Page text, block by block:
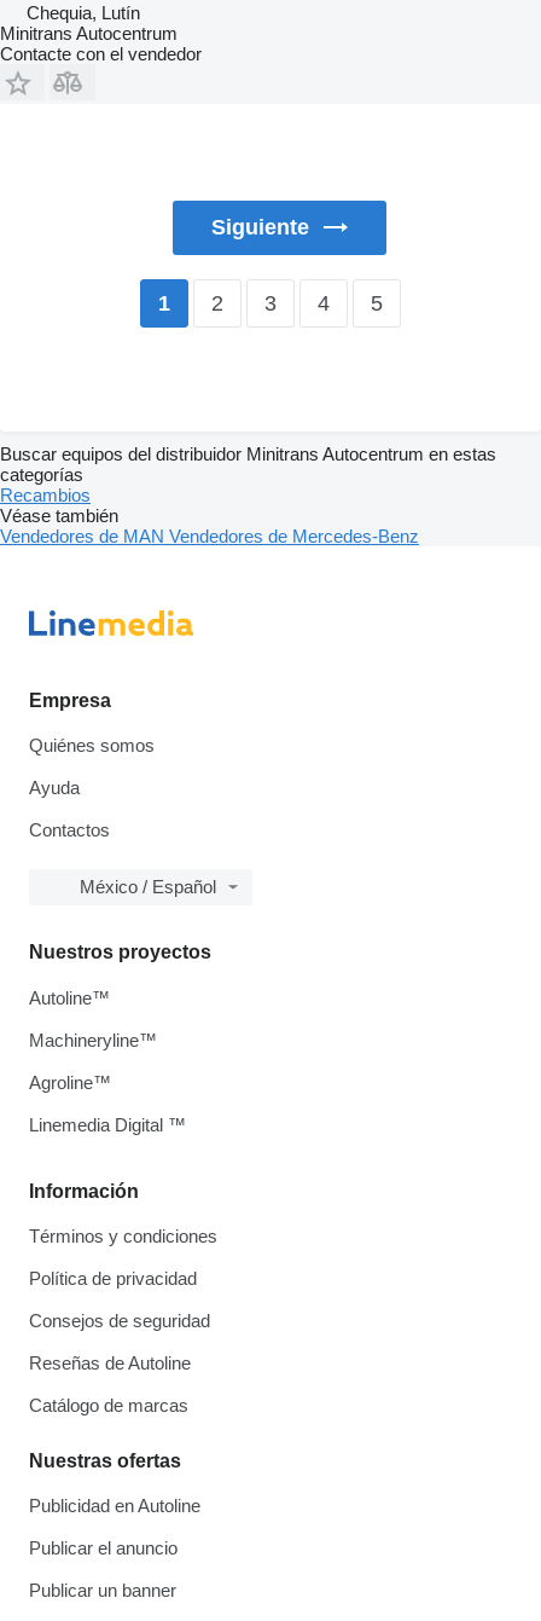
Chequia, Lutín
Minitrans Autocentrum
Contacte con el vendedor
Siguiente
1 2 3 4 5
Buscar equipos del distribuidor Minitrans Autocentrum en estas
categorías
Recambios
Véase también
Vendedores de MAN Vendedores de Mercedes-Benz
Empresa
Quiénes somos
Ayuda
Contactos
México / Español
Información
Términos y condiciones
Política de privacidad
Consejos de seguridad
Reseñas de Autoline
Catálogo de marcas
Nuestras ofertas
Publicidad en Autoline
Publicar el anuncio
Publicar un banner
Nuestros proyectos
Autoline™
Machineryline™
Agroline™
Linemedia Digital ™